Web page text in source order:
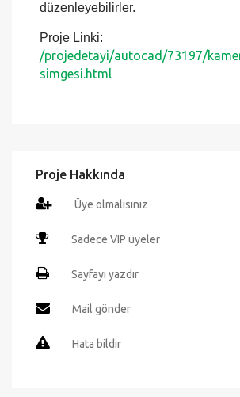
düzenleyebilirler.
Proje Linki:
/projedetayi/autocad/73197/
simgesi.html
Proje Hakkında
Üye olmalısınız
Sadece VIP üyeler
Sayfayı yazdır
Mail gönder
Hata bildir